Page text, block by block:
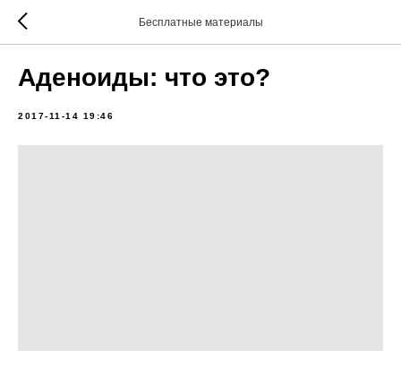
Бесплатные материалы
Аденоиды: что это?
2017-11-14 19:46